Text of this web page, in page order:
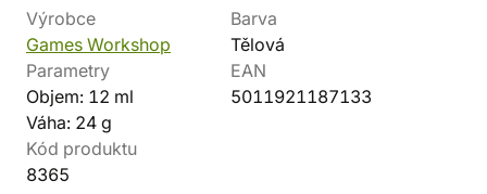
Výrobce
Games Workshop
Barva
Tělová
Parametry
Objem: 12 ml
Váha: 24 g
EAN
5011921187133
Kód produktu
8365